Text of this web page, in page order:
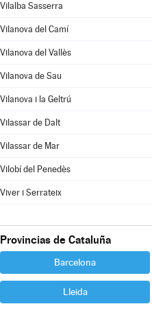
Vilalba Sasserra
Vilanova del Camí
Vilanova del Vallès
Vilanova de Sau
Vilanova i la Geltrú
Vilassar de Dalt
Vilassar de Mar
Vilobí del Penedès
Viver i Serrateix
Provincias de Cataluña
Barcelona
Lleida